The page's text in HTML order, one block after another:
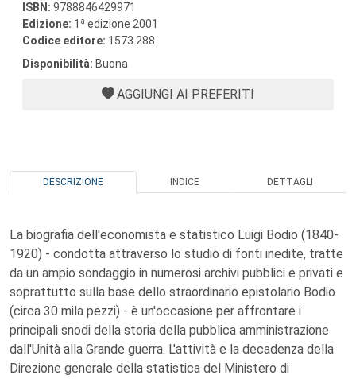
ISBN: 9788846429971
Edizione: 1 a edizione 2001
Codice editore: 1573.288
Disponibilità: Buona
AGGIUNGI AI PREFERITI
DESCRIZIONE INDICE DETTAGLI
La biografia dell'economista e statistico Luigi Bodio (1840-
1920) - condotta attraverso lo studio di fonti inedite, tratte
da un ampio sondaggio in numerosi archivi pubblici e privati e
soprattutto sulla base dello straordinario epistolario Bodio
(circa 30 mila pezzi) - è un'occasione per affrontare i
principali snodi della storia della pubblica amministrazione
dall'Unità alla Grande guerra. L'attività e la decadenza della
Direzione generale della statistica del Ministero di